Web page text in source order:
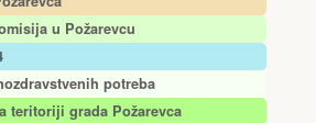
u Požarevcu
potreba
teritoriji grada Požarevca